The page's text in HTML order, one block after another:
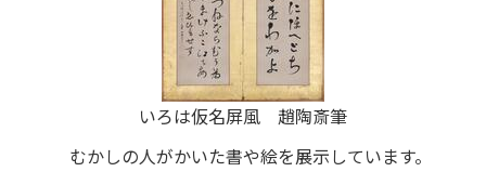
いろは仮名屏風 趙陶斎筆
むかしの人がかいた書や絵を展示しています。